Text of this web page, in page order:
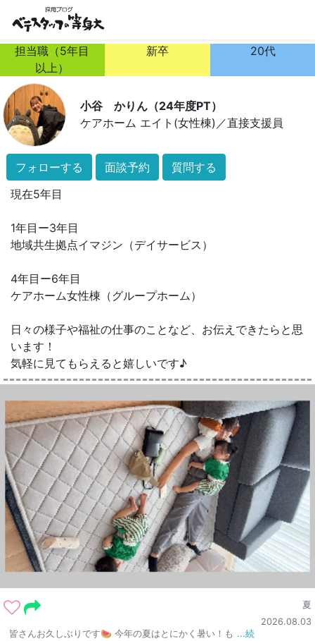
担当職（5年目
以上）
新卒 20代
小谷 かりん（24年度PT）
ケアホーム エイト(女性棟) ／直接支援員
フォローする 面談予約
質問する
現在5年目
1年目ー3年目
地域共生拠点イマジン（デイサービス）
4年目ー6年目
ケアホーム女性棟（グループホーム）
日々の様子や福祉の仕事のことなど、お伝えできたらと思
います！
気軽に見てもらえると嬉しいです♪
夏
2026.08.03
皆さんお久しぶりです🍉 今年の夏はとにかく暑い！も ...続